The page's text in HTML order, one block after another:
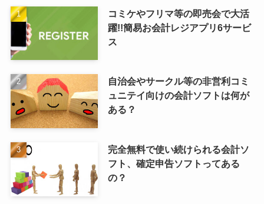
コミケやフリマ等の即売会で大活
躍!!簡易お会計レジアプリ6サービ
ス
自治会やサークル等の非営利コミ
ュニテイ向けの会計ソフトは何が
ある？
完全無料で使い続けられる会計ソ
フト、確定申告ソフトってある
の？